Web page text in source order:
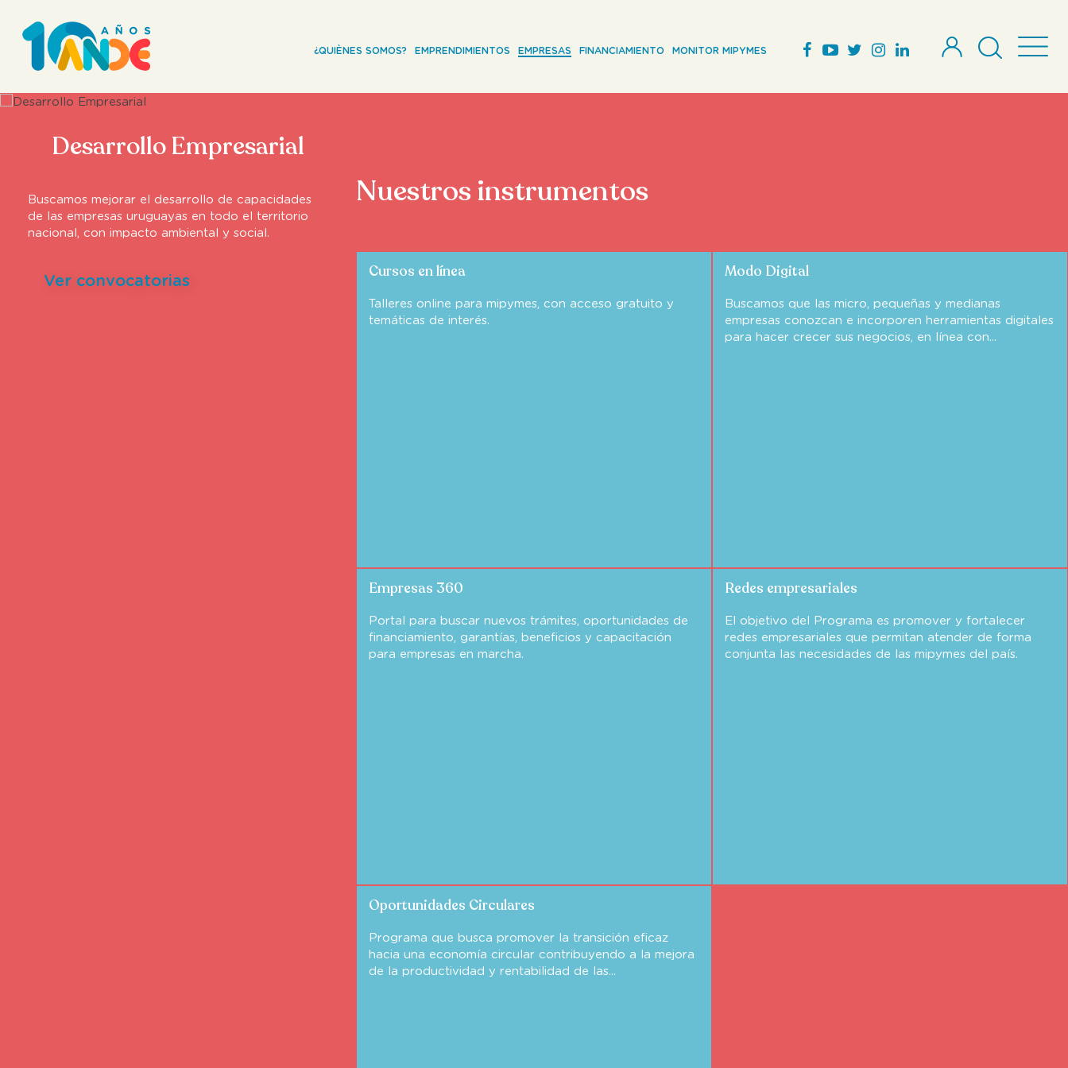
¿QUIÈNES SOMOS? EMPRENDIMIENTOS EMPRESAS FINANCIAMIENTO MONITOR MIPYMES
Desarrollo Empresarial
Buscamos mejorar el desarrollo de capacidades
de las empresas uruguayas en todo el territorio
nacional, con impacto ambiental y social.
Ver convocatorias
Nuestros instrumentos
Cursos en línea
Talleres online para mipymes, con acceso gratuito y
temáticas de interés.
Modo Digital
Buscamos que las micro, pequeñas y medianas
empresas conozcan e incorporen herramientas digitales
para hacer crecer sus negocios, en línea con...
Empresas 360
Portal para buscar nuevos trámites, oportunidades de
financiamiento, garantías, beneficios y capacitación
para empresas en marcha.
Redes empresariales
El objetivo del Programa es promover y fortalecer
redes empresariales que permitan atender de forma
conjunta las necesidades de las mipymes del país.
Oportunidades Circulares
Programa que busca promover la transición eficaz
hacia una economía circular contribuyendo a la mejora
de la productividad y rentabilidad de las...